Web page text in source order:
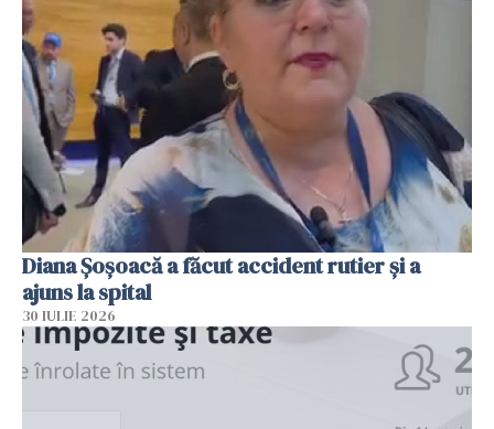
Diana Șoșoacă a făcut accident rutier și a
ajuns la spital
30 IULIE 2026